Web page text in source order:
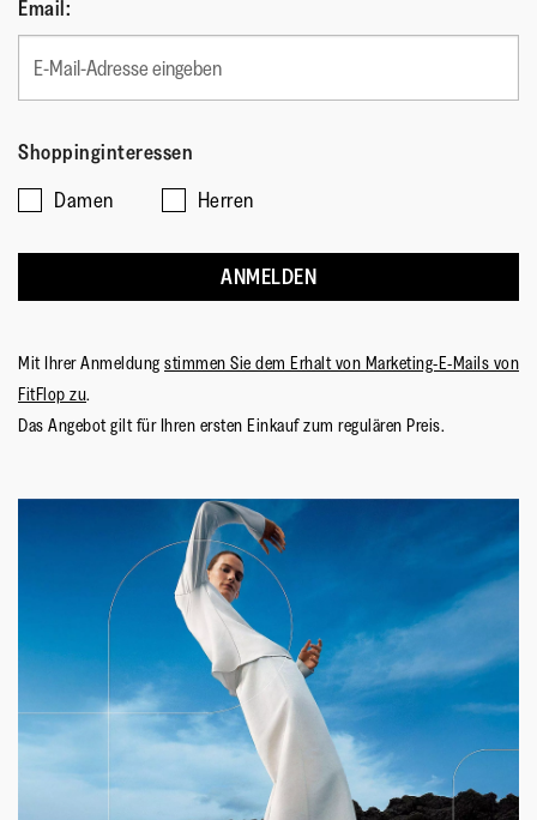
Email:
Shoppinginteressen
Damen
Herren
ANMELDEN
Mit Ihrer Anmeldung stimmen Sie dem Erhalt von Marketing-E-Mails von
FitFlop zu.
Das Angebot gilt für Ihren ersten Einkauf zum regulären Preis.